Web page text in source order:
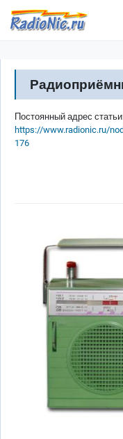
Перейти к основному
Постоянный адрес
https://www.radionic.ru/
176